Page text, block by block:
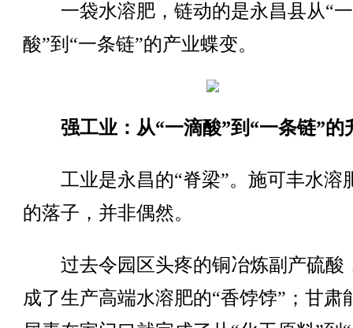
一袋水溶肥，链动的是永昌县从“
酸”到“一条链”的产业蝶变。
强工业：从“一滴酸”到“一条链”的
工业是永昌的“脊梁”。施可丰水溶
的落子，并非偶然。
过去令园区头疼的铜冶炼副产硫酸
成了生产高端水溶肥的“香饽饽”；甘肃